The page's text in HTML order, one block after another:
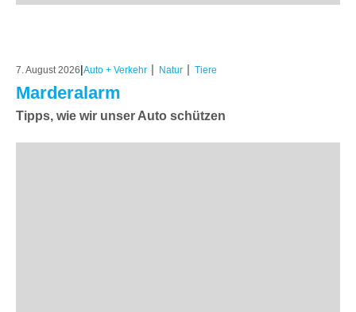
7. August 2026|Auto + Verkehr | Natur | Tiere
Marderalarm
Tipps, wie wir unser Auto schützen